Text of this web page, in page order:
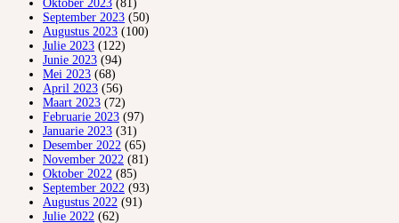
Oktober 2023 (81)
September 2023 (50)
Augustus 2023 (100)
Julie 2023 (122)
Junie 2023 (94)
Mei 2023 (68)
April 2023 (56)
Maart 2023 (72)
Februarie 2023 (97)
Januarie 2023 (31)
Desember 2022 (65)
November 2022 (81)
Oktober 2022 (85)
September 2022 (93)
Augustus 2022 (91)
Julie 2022 (62)